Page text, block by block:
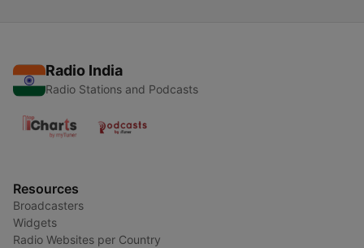
Radio India
Radio Stations and Podcasts
Resources
Broadcasters
Widgets
Radio Websites per Country